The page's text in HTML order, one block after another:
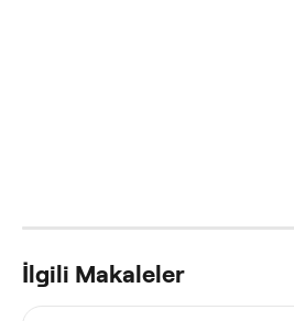
İlgili Makaleler